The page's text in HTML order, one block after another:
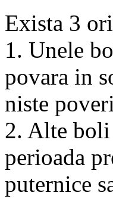
Exista 3
1. Unele
povara in
niste
2. Alte
perioada
puternice